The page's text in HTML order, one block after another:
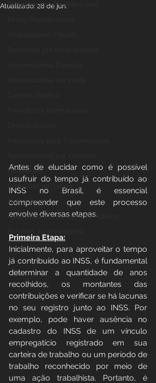
Planejamento Previdenciário
Novidades
Profissões da Saúde
Institucional
Aposentadoria do Servidor Público
Atualizado: 28 de jun.
Antes de elucidar como é possível
usufruir do tempo já contribuído ao
INSS no Brasil, é essencial
compreender que este processo
envolve diversas etapas.
Primeira Etapa:
Inicialmente, para aproveitar o tempo
já contribuído ao INSS, é fundamental
determinar a quantidade de anos
recolhidos, os montantes das
contribuições e verificar se há lacunas
no seu registro junto ao INSS. Por
exemplo, pode haver ausência no
cadastro do INSS de um vínculo
empregatício registrado em sua
carteira de trabalho ou um período de
trabalho reconhecido por meio de
uma ação trabalhista. Portanto, é